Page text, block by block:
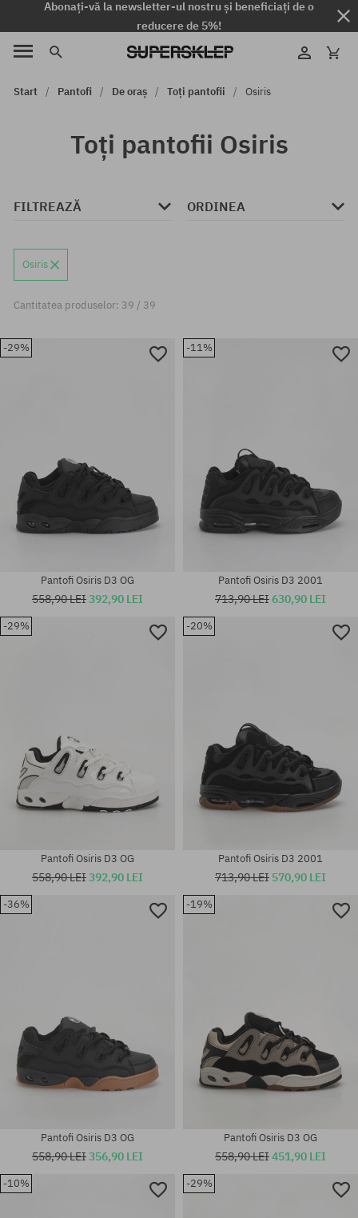
Abonați-vă la newsletter-ul nostru și beneficiați de o
reducere de 5%!
Start Pantofi De oraș Toți pantofii Osiris
Toți pantofii Osiris
FILTREAZĂ ORDINEA
Osiris
Cantitatea produselor: 39 / 39
-29%
Pantofi Osiris D3 OG
558,90 LEI392,90 LEI
-11%
Mărimi existente:
Pantofi Osiris D3 2001
713,90 LEI630,90 LEI
-29%
Pantofi Osiris D3 OG
558,90 LEI392,90 LEI
-20%
Mărimi existente:
Pantofi Osiris D3 2001
713,90 LEI 570,90 LEI
-36%
Pantofi Osiris D3 OG
558,90 LEI356,90 LEI
-19%
Pantofi Osiris D3 OG
558,90 LEI451,90 LEI
-10% -29%